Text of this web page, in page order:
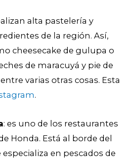
alta pastelería y
de la región. Así,
cheesecake de gulupa o
de maracuyá y pie de
varias otras cosas. Esta
.
: es uno de los restaurantes
Honda. Está al borde del
en pescados de